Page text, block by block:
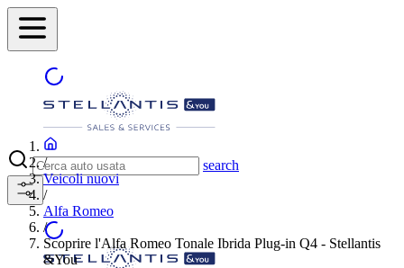
search
/
Veicoli nuovi
/
Alfa Romeo
/
Scoprire l'Alfa Romeo Tonale Ibrida Plug-in Q4 - Stellantis
&You